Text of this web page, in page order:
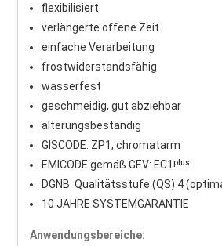
flexibilisiert
verlängerte offene Zeit
einfache Verarbeitung
frostwiderstandsfähig
wasserfest
geschmeidig, gut abziehbar
alterungsbeständig
GISCODE: ZP1, chromatarm
EMICODE gemäß GEV: EC1ᵖˡᵘˢ
DGNB: Qualitätsstufe (QS) 4
10 JAHRE SYSTEMGARANTIE
Anwendungsbereiche: